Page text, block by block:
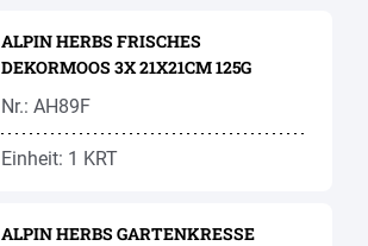
ALPIN HERBS FRISCHES
DEKORMOOS 3X 21X21CM 125G
Nr.: AH89F
Einheit: 1 KRT
ALPIN HERBS GARTENKRESSE